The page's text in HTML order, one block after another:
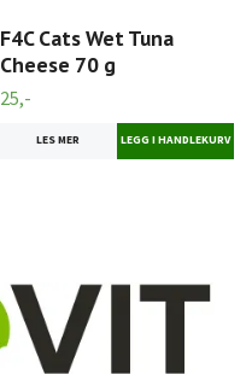
F4C Cats Wet Tuna
Cheese 70 g
25,-
LES MER